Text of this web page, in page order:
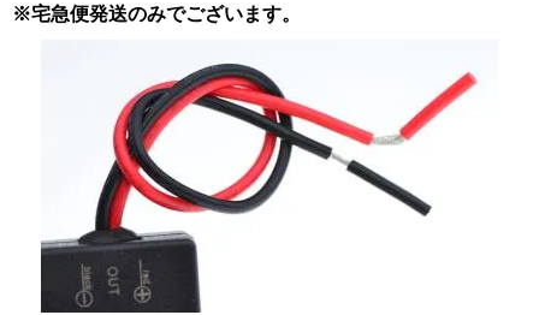
※宅急便発送のみでございます。